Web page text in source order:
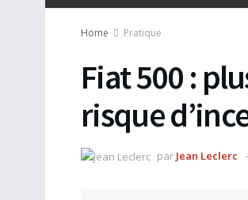
Home Pratique
Fiat 500 :
risque
par Jean Leclerc